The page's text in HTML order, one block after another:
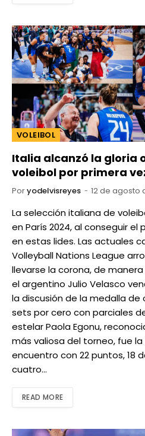
VOLEIBOL
Italia alcanzó la gloria
voleibol por primera
Poryodelvisreyes 12 de agosto
La selección italiana de
en París 2024, al conseguir
en estas lides. Las actuales
Volleyball Nations League
llevarse la corona, de
el argentino Julio Velasco
la discusión de la medalla de
sets por cero con parciales
estelar Paola Egonu,
más valiosa del torneo, fue
encuentro con 22 puntos, 18
cuatro…
READ MORE